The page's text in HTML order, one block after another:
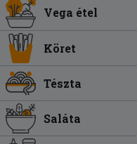
Vega étel
Köret
Tészta
Saláta